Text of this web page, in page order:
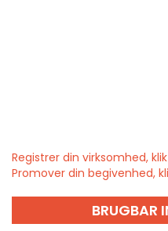
Registrer din virksomhed,
Promover din begivenhed,
BRUGBAR